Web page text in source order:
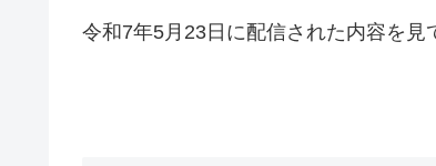
令和7年5月23日に配信された内容を見